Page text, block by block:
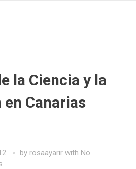
la Ciencia y la
Canarias
by rosaayarir with No